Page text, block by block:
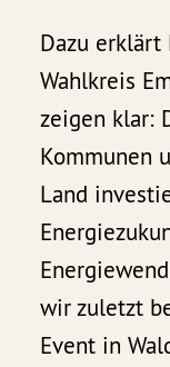
Dazu erklärt
Wahlkreis
zeigen klar:
Kommunen
Land
wir zuletzt
Event in